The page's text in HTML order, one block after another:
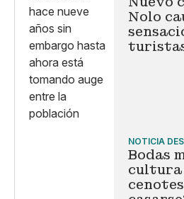
Nolo
NOTICIA
Bodas
cultura